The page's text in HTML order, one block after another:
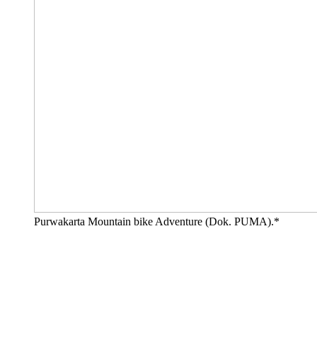
Purwakarta Mountain bike Adventure (Dok. PUMA).*